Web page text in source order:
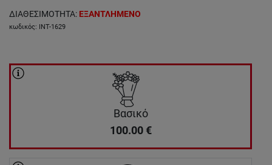
ΔΙΑΘΕΣΙΜΟΤΗΤΑ: ΕΞΑΝΤΛΗΜΕΝΟ
κωδικός: INT-1629
Βασικό
100.00 €